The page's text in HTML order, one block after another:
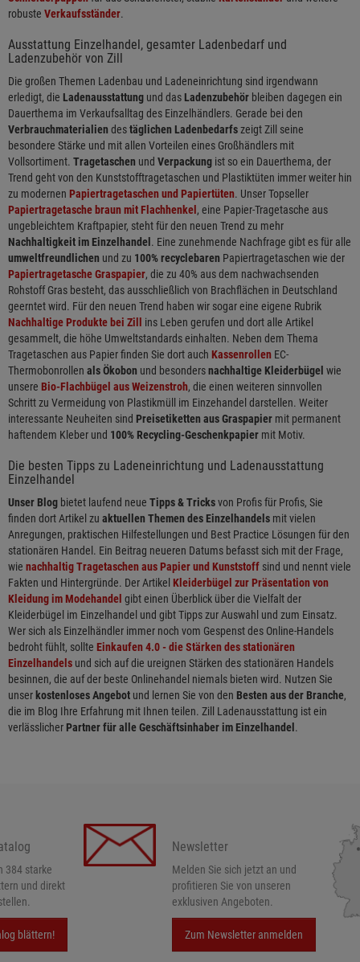
robuste Verkaufsständer.
Ausstattung Einzelhandel, gesamter Ladenbedarf und
Ladenzubehör von Zill
Die großen Themen Ladenbau und Ladeneinrichtung sind irgendwann
erledigt, die Ladenausstattung und das Ladenzubehör bleiben dagegen ein
Dauerthema im Verkaufsalltag des Einzelhändlers. Gerade bei den
Verbrauchmaterialien destäglichen Ladenbedarfszeigt Zill seine
besondere Stärke und mit allen Vorteilen eines Großhändlers mit
Vollsortiment. Tragetaschen und Verpackung ist so ein Dauerthema, der
Trend geht von den Kunststofftragetaschen und Plastiktüten immer weiter hin
zu modernen Papiertragetaschen und Papiertüten. Unser Topseller
Papiertragetasche braun mit Flachhenkel , eine Papier-Tragetasche aus
ungebleichtem Kraftpapier, steht für den neuen Trend zu mehr
Nachhaltigkeit im Einzelhandel . Eine zunehmende Nachfrage gibt es für alle
umweltfreundlichen und zu 100% recyclebaren Papiertragetaschen wie der
Papiertragetasche Graspapier, die zu 40% aus dem nachwachsenden
Rohstoff Gras besteht, das ausschließlich von Brachflächen in Deutschland
geerntet wird. Für den neuen Trend haben wir sogar eine eigene Rubrik
Nachhaltige Produkte bei Zill
ins Leben gerufen und dort alle Artikel
gesammelt, die höhe Umweltstandards einhalten. Neben dem Thema
Tragetaschen aus Papier finden Sie dort auch Kassenrollen EC-
Thermobonrollen als Ökobon und besondersnachhaltige Kleiderbügel wie
unsere Bio-Flachbügel aus Weizenstroh, die einen weiteren sinnvollen
Schritt zu Vermeidung von Plastikmüll im Einzehandel darstellen. Weiter
interessante Neuheiten sind Preisetiketten aus Graspapier mit permanent
haftendem Kleber und 100% Recycling-Geschenkpapier mit Motiv.
Die besten Tipps zu Ladeneinrichtung und Ladenausstattung
Einzelhandel
Unser Blog bietet laufend neue Tipps & Tricksvon Profis für Profis, Sie
finden dort Artikel zu aktuellen Themen des Einzelhandels mit vielen
Anregungen, praktischen Hilfestellungen und Best Practice Lösungen für den
stationären Handel. Ein Beitrag neueren Datums befasst sich mit der Frage,
wie nachhaltig Tragetaschen aus Papier und Kunststoff sind und nennt viele
Fakten und Hintergründe. Der Artikel Kleiderbügel zur Präsentation von
Kleidung im Modehandel gibt einen Überblick über die Vielfalt der
Kleiderbügel im Einzelhandel und gibt Tipps zur Auswahl und zum Einsatz.
Wer sich als Einzelhändler immer noch vom Gespenst des Online-Handels
bedroht fühlt, sollte Einkaufen 4.0 - die Stärken des stationären
Einzelhandels und sich auf die ureignen Stärken des stationären Handels
besinnen, die auf der beste Onlinehandel niemals bieten wird. Nutzen Sie
unser kostenloses Angebot und lernen Sie von den Besten aus der Branche,
die im Blog Ihre Erfahrung mit Ihnen teilen. Zill Ladenausstattung ist ein
verlässlicher Partner für alle Geschäftsinhaber im Einzelhandel .
384 starke
und direkt
blättern!
Newsletter
Melden Sie sich jetzt an und
profitieren Sie von unseren
exklusiven Angeboten.
Zum Newsletter anmelden